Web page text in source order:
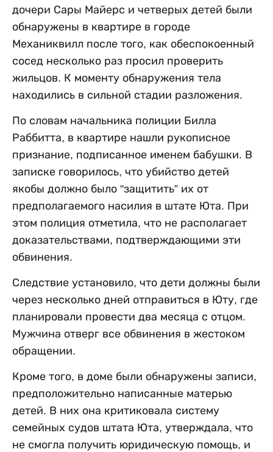
дочери Сары Майерс и четверых детей были
обнаружены в квартире в городе
Механиквилл после того, как обеспокоенный
сосед несколько раз просил проверить
жильцов. К моменту обнаружения тела
находились в сильной стадии разложения.
По словам начальника полиции Билла
Раббитта, в квартире нашли рукописное
признание, подписанное именем бабушки. В
записке говорилось, что убийство детей
якобы должно было "защитить” их от
предполагаемого насилия в штате Юта. При
этом полиция отметила, что не располагает
доказательствами, подтверждающими эти
обвинения.
Следствие установило, что дети должны были
через несколько дней отправиться в Юту, где
планировали провести два месяца с отцом.
Мужчина отверг все обвинения в жестоком
обращении.
Кроме того, в доме были обнаружены записи,
предположительно написанные матерью
детей. В них она критиковала систему
семейных судов штата Юта, утверждала, что
не смогла получить юридическую помощь, и